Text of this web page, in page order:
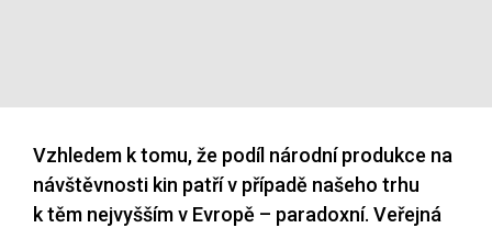
Vzhledem k tomu, že podíl národní produkce na
návštěvnosti kin patří v případě našeho trhu
k těm nejvyšším v Evropě – paradoxní. Veřejná